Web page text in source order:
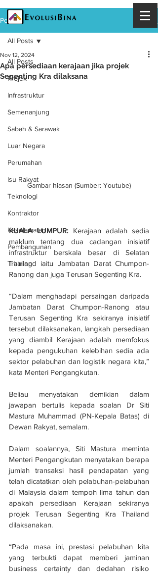
Post
All Posts
Projek
Infrastruktur
Semenanjung
Sabah & Sarawak
Luar Negara
Perumahan
Isu Rakyat
Teknologi
Kontraktor
Keselamatan
Pembangunan
Training
All Posts
Apa persediaan kerajaan jika projek
Segenting Kra dilaksana
Nov 12, 2024
Gambar hiasan (Sumber: Youtube)
KUALA LUMPUR: Kerajaan adalah sedia
maklum tentang dua cadangan inisiatif
infrastruktur berskala besar di Selatan
Thailand iaitu Jambatan Darat Chumpon-
Ranong dan juga Terusan Segenting Kra.
“Dalam menghadapi persaingan daripada
Jambatan Darat Chumpon-Ranong atau
Terusan Segenting Kra sekiranya inisiatif
tersebut dilaksanakan, langkah persediaan
yang diambil Kerajaan adalah memfokus
kepada pengukuhan kelebihan sedia ada
sektor pelabuhan dan logistik negara kita,”
kata Menteri Pengangkutan.
Beliau menyatakan demikian dalam
jawapan bertulis kepada soalan Dr Siti
Mastura Muhammad (PN-Kepala Batas) di
Dewan Rakyat, semalam.
Dalam soalannya, Siti Mastura meminta
Menteri Pengangkutan menyatakan berapa
jumlah transaksi hasil pendapatan yang
telah dicatatkan oleh pelabuhan-pelabuhan
di Malaysia dalam tempoh lima tahun dan
apakah persediaan Kerajaan sekiranya
projek Terusan Segenting Kra Thailand
dilaksanakan.
“Pada masa ini, prestasi pelabuhan kita
yang terbukti dapat memberi jaminan
business certainty dan dedahan risiko